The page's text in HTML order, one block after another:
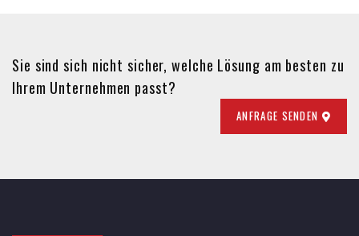
Sie sind sich nicht sicher, welche Lösung am besten zu
Ihrem Unternehmen passt?
ANFRAGE SENDEN